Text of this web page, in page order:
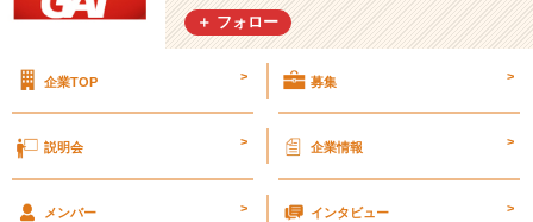
開
催
し
た！！
ン
＋ フォロー
企業TOP > 募集 >
説明会 > 企業情報 >
メンバー > インタビュー >